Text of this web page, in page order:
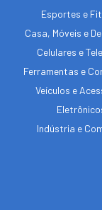
Esportes e
Casa, Móveis e
Celulares e
Ferramentas e
Veículos e
Indústria e